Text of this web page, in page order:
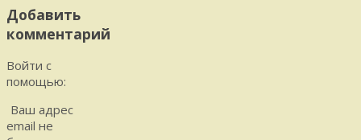
Добавить
комментарий
Войти с
помощью:
Ваш адрес
email не